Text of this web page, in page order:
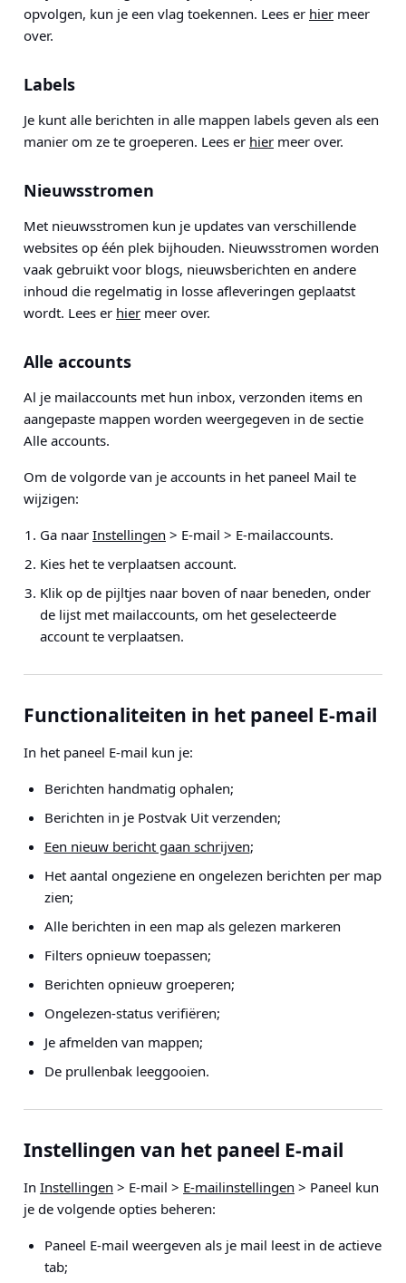
opvolgen, kun je een vlag toekennen. Lees er hier meer
over.
Labels
Je kunt alle berichten in alle mappen labels geven als een
manier om ze te groeperen. Lees er hier meer over.
Nieuwsstromen
Met nieuwsstromen kun je updates van verschillende
websites op één plek bijhouden. Nieuwsstromen worden
vaak gebruikt voor blogs, nieuwsberichten en andere
inhoud die regelmatig in losse afleveringen geplaatst
wordt. Lees er hier meer over.
Alle accounts
Al je mailaccounts met hun inbox, verzonden items en
aangepaste mappen worden weergegeven in de sectie
Alle accounts.
Om de volgorde van je accounts in het paneel Mail te
wijzigen:
Ga naar Instellingen > E-mail > E-mailaccounts.
Kies het te verplaatsen account.
Klik op de pijltjes naar boven of naar beneden, onder
de lijst met mailaccounts, om het geselecteerde
account te verplaatsen.
Functionaliteiten in het paneel E-mail
In het paneel E-mail kun je:
Berichten handmatig ophalen;
Berichten in je Postvak Uit verzenden;
Een nieuw bericht gaan schrijven;
Het aantal ongeziene en ongelezen berichten per map
zien;
Alle berichten in een map als gelezen markeren
Filters opnieuw toepassen;
Berichten opnieuw groeperen;
Ongelezen-status verifiëren;
Je afmelden van mappen;
De prullenbak leeggooien.
Instellingen van het paneel E-mail
In Instellingen > E-mail > E-mailinstellingen > Paneel kun
je de volgende opties beheren:
Paneel E-mail weergeven als je mail leest in de actieve
tab;